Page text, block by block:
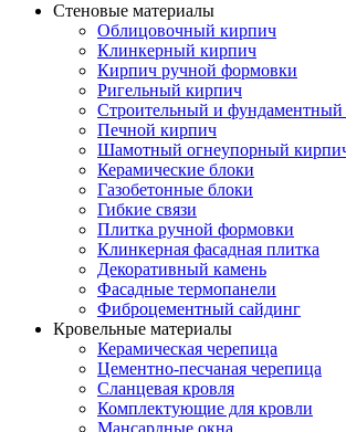
Стеновые материалы
Облицовочный кирпич
Клинкерный кирпич
Кирпич ручной формовки
Ригельный кирпич
Строительный и
Печной кирпич
Шамотный огнеупорный
Керамические блоки
Газобетонные блоки
Гибкие связи
Плитка ручной формовки
Клинкерная фасадная плитка
Декоративный камень
Фасадные термопанели
Фиброцементный сайдинг
Кровельные материалы
Керамическая черепица
Цементно-песчаная черепица
Сланцевая кровля
Комплектующие для кровли
Мансардные окна